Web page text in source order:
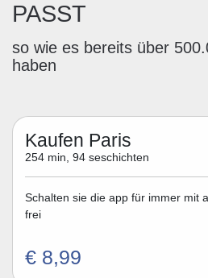
PASST
so wie es bereits über
haben
Kaufen Paris
254 min, 94 seschichten
Schalten sie die app für immer mit
frei
€ 8,99